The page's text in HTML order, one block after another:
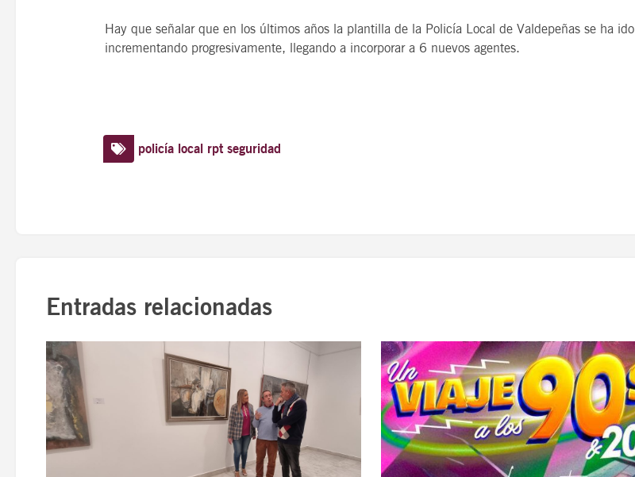
Hay que señalar que en los últimos años la plantilla de la Policía Local de Valdepeñas se ha ido
incrementando progresivamente, llegando a incorporar a 6 nuevos agentes.
policía local rpt seguridad
Entradas relacionadas